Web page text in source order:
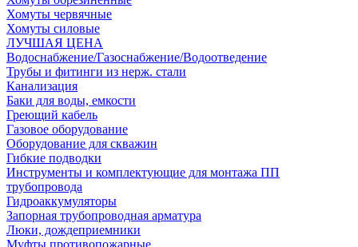
Хомуты червячные
Хомуты силовые
ЛУЧШАЯ ЦЕНА
Водоснабжение/Газоснабжение/Водоотведение
Трубы и фитинги из нерж. стали
Канализация
Баки для воды, емкости
Греющий кабель
Газовое оборудование
Оборудование для скважин
Гибкие подводки
Инструменты и комплектующие для монтажа ПП
трубопровода
Гидроаккумуляторы
Запорная трубопроводная арматура
Люки, дождеприемники
Муфты противопожарные